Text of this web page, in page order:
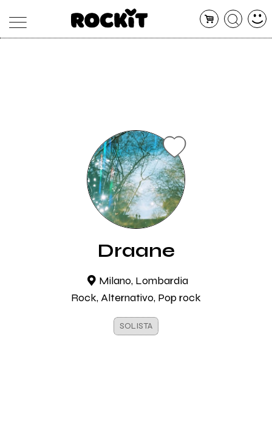
Draane
Milano, Lombardia
Rock, Alternativo, Pop rock
SOLISTA